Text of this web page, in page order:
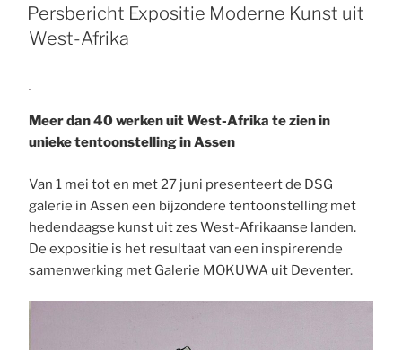
Persbericht Expositie Moderne Kunst uit
West-Afrika
Meer dan 40 werken uit West-Afrika te zien in
unieke tentoonstelling in Assen
Van 1 mei tot en met 27 juni presenteert de DSG
galerie in Assen een bijzondere tentoonstelling met
hedendaagse kunst uit zes West-Afrikaanse landen.
De expositie is het resultaat van een inspirerende
samenwerking met Galerie MOKUWA uit Deventer.